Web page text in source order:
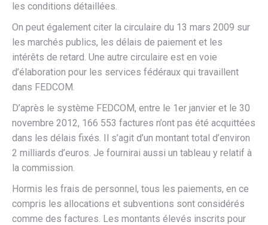
les conditions détaillées.
On peut également citer la circulaire du 13 mars 2009 sur
les marchés publics, les délais de paiement et les
intérêts de retard. Une autre circulaire est en voie
d’élaboration pour les services fédéraux qui travaillent
dans FEDCOM.
D’après le système FEDCOM, entre le 1er janvier et le 30
novembre 2012, 166 553 factures n’ont pas été acquittées
dans les délais fixés. Il s’agit d’un montant total d’environ
2 milliards d’euros. Je fournirai aussi un tableau y relatif à
la commission.
Hormis les frais de personnel, tous les paiements, en ce
compris les allocations et subventions sont considérés
comme des factures. Les montants élevés inscrits pour